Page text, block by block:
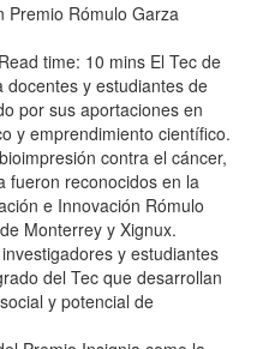
Premio Rómulo Garza
time: 10 mins El Tec de
docentes y estudiantes de
por sus aportaciones en
y emprendimiento científico.
contra el cáncer,
fueron reconocidos en la
e Innovación Rómulo
Monterrey y Xignux.
y estudiantes
del Tec que desarrollan
y potencial de